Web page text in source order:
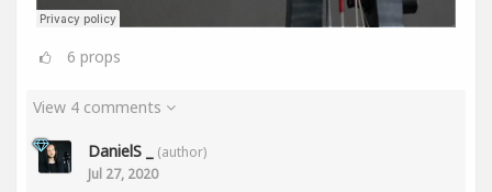
6 props
View 4 comments
DanielS _
(author)
Jul 27, 2020